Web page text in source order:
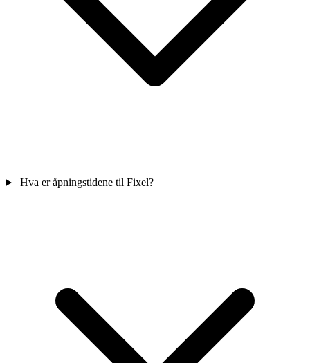
Hva er åpningstidene til Fixel?